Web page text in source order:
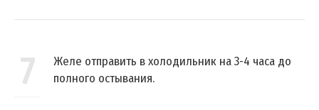
7
Желе отправить в холодильник на 3-4 часа до
полного остывания.